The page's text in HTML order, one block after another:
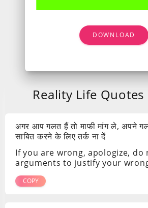
DOWNLOAD
Reality Life
अगर आप गलत हैं तो माफी मांग ले, अपने
साबित करने के लिए तर्क ना दें
If you are wrong, apologize, do
arguments to justify your
COPY